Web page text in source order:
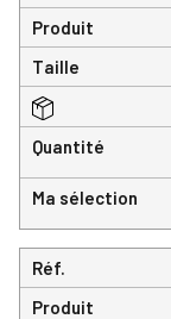
Produit
Taille
Quantité
Ma sélection
Réf.
Produit